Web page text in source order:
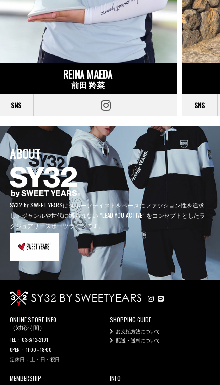
REINA MAEDA
前田 羚菜
SNS SNS
ABOUT
SY32 by SWEET YEARSはスポーツテイストをベースにファツション性を追求
し、ジャンルや世代に縛られない ”LEAD YOU ACTIVE” をコンセプトとしたラ
グジュアリースポーツラインです。
ONLINE STORE INFO
（対応時間）
TEL
03-6712-2191
OPEN
11:00 - 18:00
定休日
土・日・祝日
SHOPPING GUIDE
お支払方法について
配送・送料について
MEMBERSHIP INFO